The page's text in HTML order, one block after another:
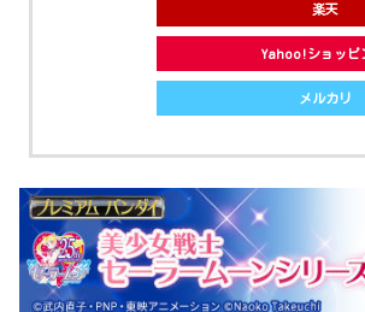
楽天
Yahoo!ショッピ
メルカリ